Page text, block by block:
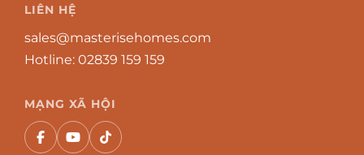
LIÊN HỆ
sales@masterisehomes.com
Hotline: 02839 159 159
MẠNG XÃ HỘI